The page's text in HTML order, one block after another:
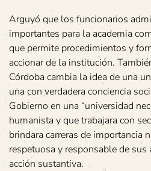
Arguyó que los funcionarios
importantes para la academia
que permite procedimientos y
accionar de la institución.
Córdoba cambia la idea de una
una con verdadera conciencia
Gobierno en una “universidad
humanista y que trabajara con
brindara carreras de importancia
respetuosa y responsable de
acción sustantiva.